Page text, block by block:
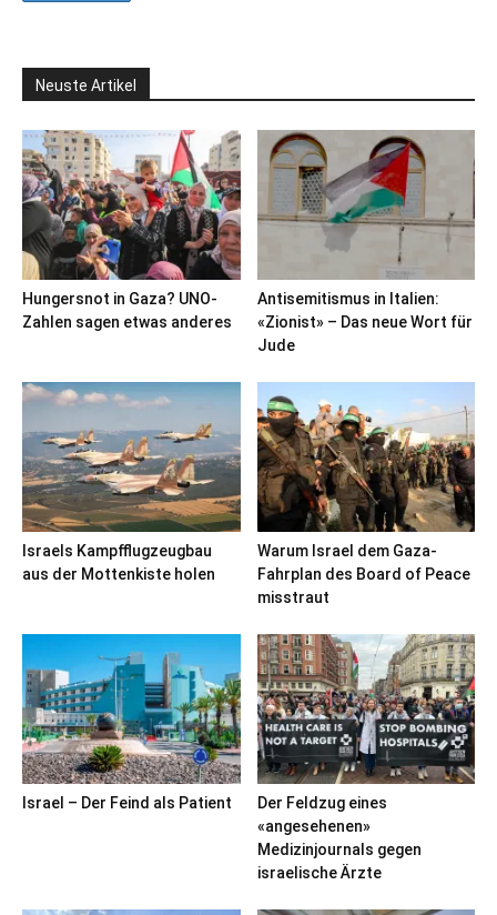
Neuste Artikel
Hungersnot in Gaza? UNO-
Zahlen sagen etwas anderes
Antisemitismus in Italien:
«Zionist» – Das neue Wort für
Jude
Israels Kampfflugzeugbau
aus der Mottenkiste holen
Warum Israel dem Gaza-
Fahrplan des Board of Peace
misstraut
Israel – Der Feind als Patient
Der Feldzug eines
«angesehenen»
Medizinjournals gegen
israelische Ärzte